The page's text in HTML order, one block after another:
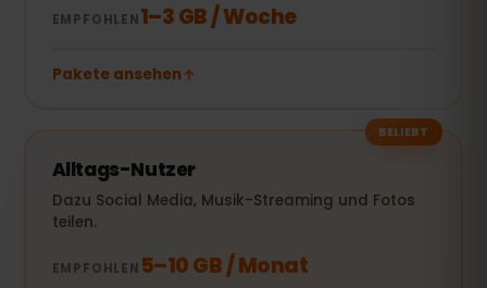
EMPFOHLEN1–3 GB / Woche
Pakete ansehen
BELIEBT
Alltags-Nutzer
Dazu Social Media, Musik-Streaming und Fotos
teilen.
EMPFOHLEN 5–10 GB / Monat